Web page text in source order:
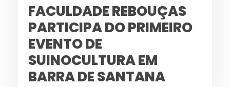
FACULDADE REBOUÇAS
PARTICIPA DO PRIMEIRO
EVENTO DE
SUINOCULTURA EM
BARRA DE SANTANA